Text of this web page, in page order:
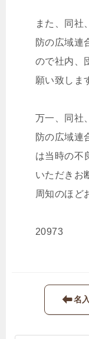
また、同社
防の広域連
ので社内、
願い致しま
万一、同社
防の広域連
は当時の不
いただきお
周知のほど
20973
名